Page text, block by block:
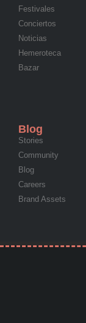
Festivales
Conciertos
Noticias
Hemeroteca
Bazar
Blog
Stories
Community
Blog
Careers
Brand Assets